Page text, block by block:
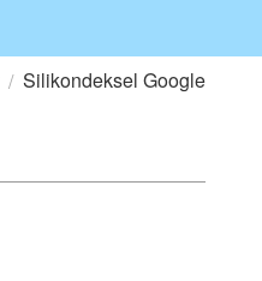
Silikondeksel Google